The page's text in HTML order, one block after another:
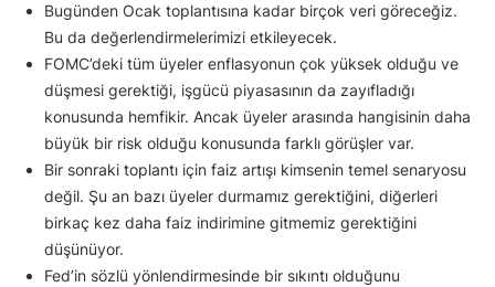
Bugünden Ocak toplantısına kadar birçok veri göreceğiz.
Bu da değerlendirmelerimizi etkileyecek.
FOMC’deki tüm üyeler enflasyonun çok yüksek olduğu ve
düşmesi gerektiği, işgücü piyasasının da zayıfladığı
konusunda hemfikir. Ancak üyeler arasında hangisinin daha
büyük bir risk olduğu konusunda farklı görüşler var.
Bir sonraki toplantı için faiz artışı kimsenin temel senaryosu
değil. Şu an bazı üyeler durmamız gerektiğini, diğerleri
birkaç kez daha faiz indirimine gitmemiz gerektiğini
düşünüyor.
Fed’in sözlü yönlendirmesinde bir sıkıntı olduğunu